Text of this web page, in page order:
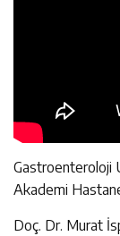
Gastroenteroloji
Akademi
Doç. Dr. Murat